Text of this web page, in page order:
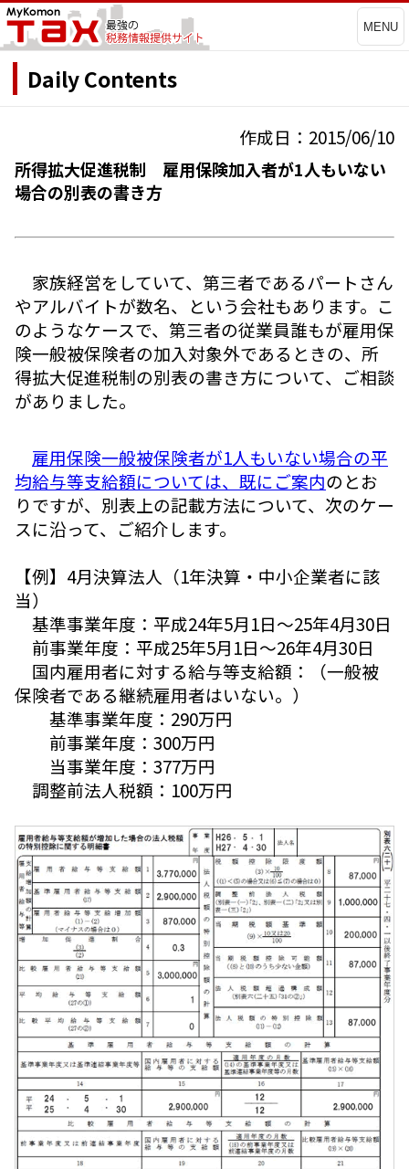
MENU
Daily Contents
作成日：2015/06/10
所得拡大促進税制 雇用保険加入者が1人もいない
場合の別表の書き方
家族経営をしていて、第三者であるパートさん
やアルバイトが数名、という会社もあります。こ
のようなケースで、第三者の従業員誰もが雇用保
険一般被保険者の加入対象外であるときの、所
得拡大促進税制の別表の書き方について、ご相談
がありました。
雇用保険一般被保険者が1人もいない場合の平
均給与等支給額については、既にご案内のとお
りですが、別表上の記載方法について、次のケー
スに沿って、ご紹介します。
【例】4月決算法人（1年決算・中小企業者に該
当）
基準事業年度：平成24年5月1日～25年4月30日
前事業年度：平成25年5月1日～26年4月30日
国内雇用者に対する給与等支給額：（一般被
保険者である継続雇用者はいない。）
基準事業年度：290万円
前事業年度：300万円
当事業年度：377万円
調整前法人税額：100万円